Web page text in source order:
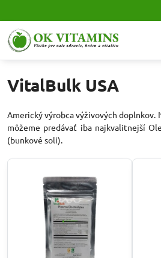
VitalBulk USA
Americký výrobca výživových doplnkov.
môžeme predávať iba najkvalitnejší
(bunkové soli).